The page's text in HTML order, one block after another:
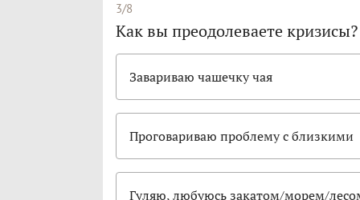
3/8
Как вы преодолеваете кризисы?
Завариваю чашечку чая
Проговариваю проблему с близкими
Гуляю, любуюсь закатом/морем/